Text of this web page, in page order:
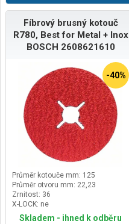
Fíbrový brusný kotouč
R780, Best for Metal + Inox
BOSCH 2608621610
-40%
Průměr kotouče mm: 125
Průměr otvoru mm: 22,23
Zrnitost: 36
X-LOCK: ne
Skladem - ihned k odběru